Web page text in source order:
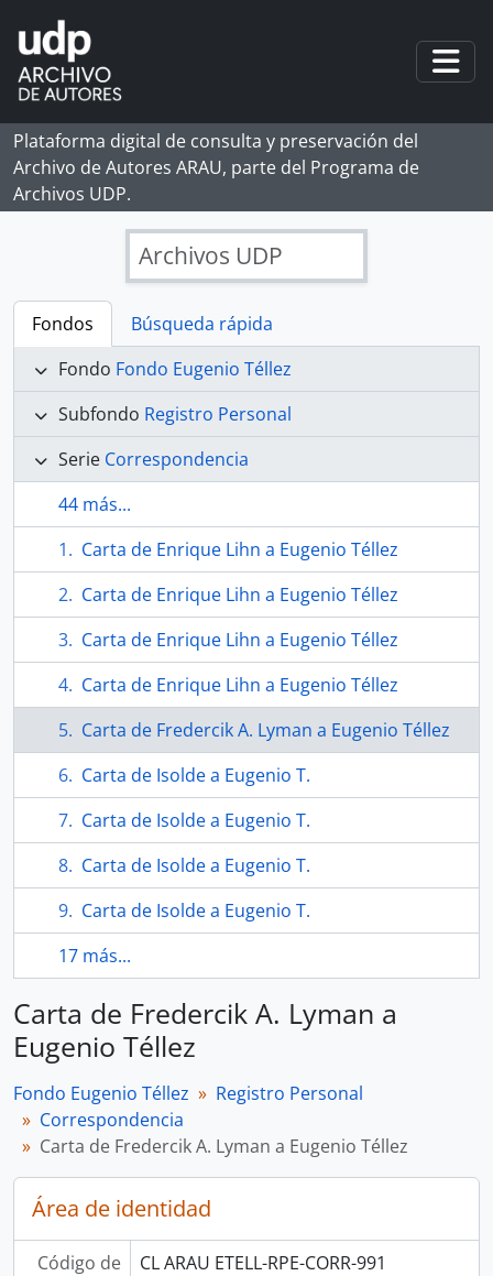
Skip to main content
Plataforma digital de consulta y preservación del
Archivo de Autores ARAU, parte del Programa de
Archivos UDP.
Archivos UDP
Fondos
Búsqueda rápida
Fondo Fondo Eugenio Téllez
Subfondo Registro Personal
Serie Correspondencia
44 más...
Carta de Enrique Lihn a Eugenio Téllez
Carta de Enrique Lihn a Eugenio Téllez
Carta de Enrique Lihn a Eugenio Téllez
Carta de Enrique Lihn a Eugenio Téllez
Carta de Fredercik A. Lyman a Eugenio Téllez
Carta de Isolde a Eugenio T.
Carta de Isolde a Eugenio T.
Carta de Isolde a Eugenio T.
Carta de Isolde a Eugenio T.
17 más...
Carta de Fredercik A. Lyman a
Eugenio Téllez
Fondo Eugenio Téllez
Registro Personal
Correspondencia
Carta de Fredercik A. Lyman a Eugenio Téllez
Área de identidad
Código de
CL ARAU ETELL-RPE-CORR-991